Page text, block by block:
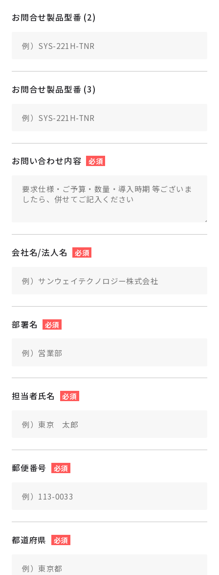
お問合せ製品型番 (2)
お問合せ製品型番 (3)
お問い合わせ内容 必須
会社名/法人名 必須
部署名 必須
担当者氏名 必須
郵便番号 必須
都道府県 必須